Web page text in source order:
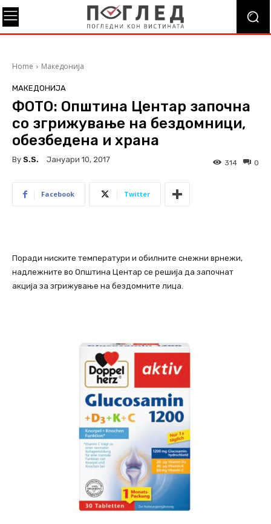
Home Македонија
МАКЕДОНИЈА
ФОТО: Општина Центар започна
со згрижување на бездомници,
обезбедена и храна
By S.s. Јануари 10, 2017 0
314
Facebook Twitter
Поради ниските температури и обилните снежни врнежи,
надлежните во Општина Центар се решија да започнат
акција за згрижување на бездомните лица.